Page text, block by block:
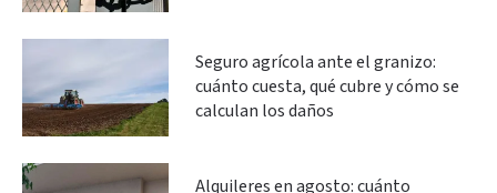
Seguro agrícola ante el granizo:
cuánto cuesta, qué cubre y cómo se
calculan los daños
Alquileres en agosto: cuánto